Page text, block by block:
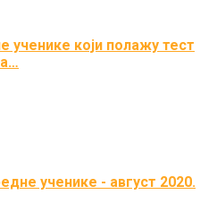
који полажу тест
ученикe - август 2020.